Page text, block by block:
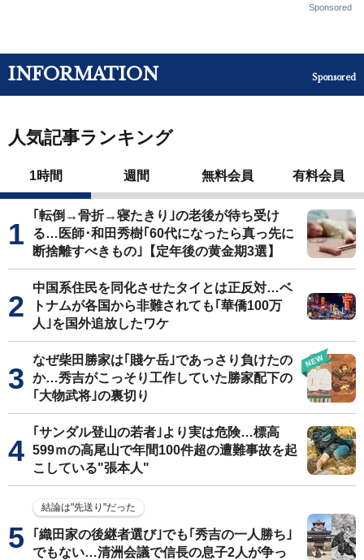
Sponsored
INFORMATION Sponsored
人気記事ランキング
1時間 週間 無料会員 有料会員
｢転倒→骨折→寝たきり｣の老後が待ち受け
る…医師･和田秀樹｢60代になったら真っ先に
断捨離すべきもの｣【定年後の黄金期3選】
中国系住民を同化させたタイとは正反対…ベ
トナムが各国から非難されても｢華僑100万
人｣を国外追放したワケ
なぜ柴田勝家は｢賤ケ岳｣であっさり負けたの
か…秀吉がこっそり工作していた勝家配下の
｢大物武将｣の裏切り
｢サンダル登山の若者｣より実は危険…標高
599ｍの高尾山で年間100件超の遭難事故を起
こしている"張本人"
結論は"先送り"だった
｢織田家の後継者選び｣でも｢秀吉の一人勝ち｣
でもない…清洲会議で信長の息子2人が争っ